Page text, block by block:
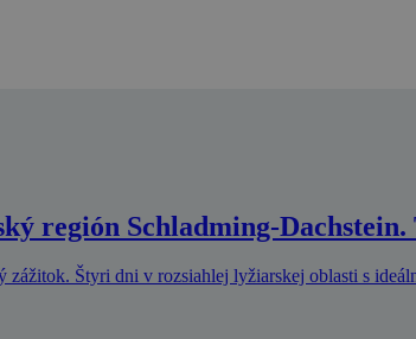
región Schladming-Dachstein.
zážitok. Štyri dni v rozsiahlej lyžiarskej oblasti s